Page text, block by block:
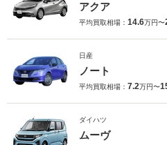
アクア
平均買取相場： 14.6万円〜
日産
ノート
平均買取相場： 7.2万円〜
ダイハツ
ムーヴ